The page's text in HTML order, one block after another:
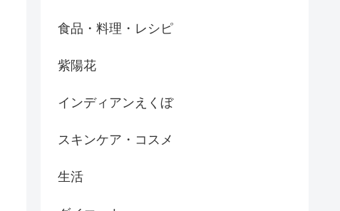
食品・料理・レシピ
紫陽花
インディアンえくぼ
スキンケア・コスメ
生活